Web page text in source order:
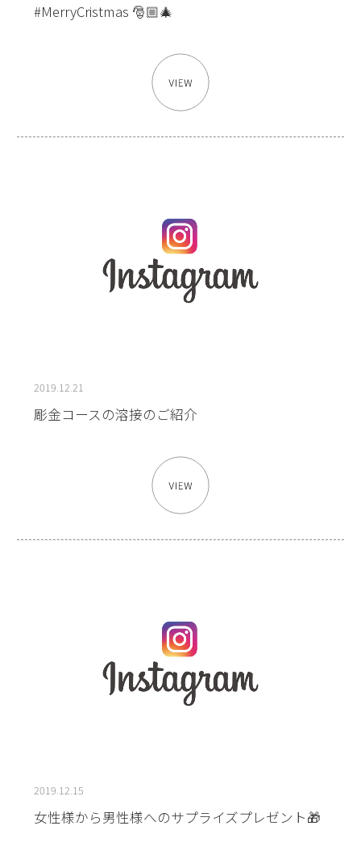
#MerryCristmas 🎅🏼🎄
2019.12.21
彫金コースの溶接のご紹介
2019.12.15
女性様から男性様へのサプライズプレゼント🎁